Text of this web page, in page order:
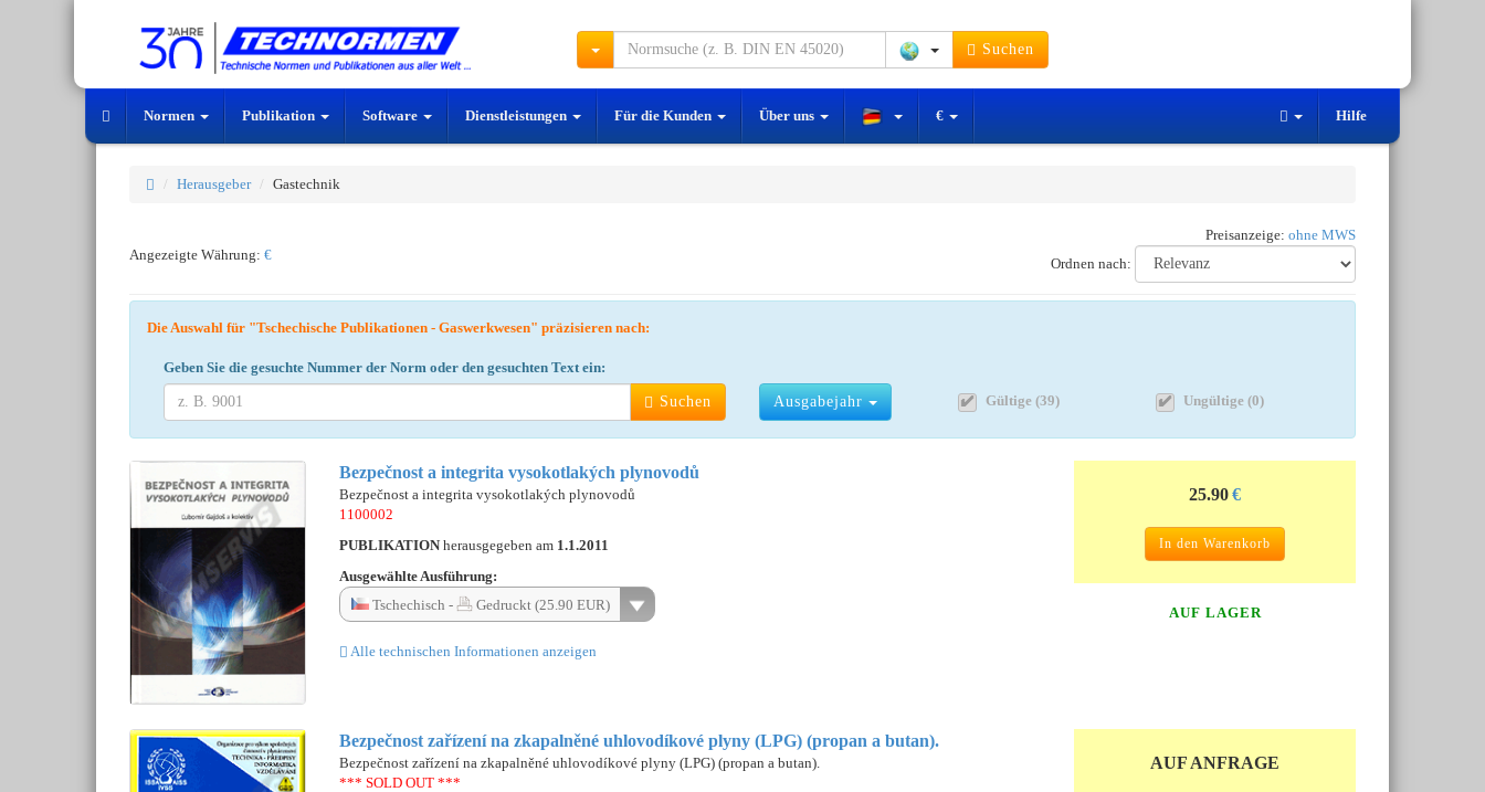
Suchen
Normen Publikation Software Dienstleistungen Für die Kunden Über uns € Hilfe
Herausgeber Gastechnik
Preisanzeige: ohne MWS
Angezeigte Währung: €
Ordnen nach:
Die Auswahl für "Tschechische Publikationen - Gaswerkwesen" präzisieren nach:
Geben Sie die gesuchte Nummer der Norm oder den gesuchten Text ein:
Suchen Ausgabejahr Gültige (39) Ungültige (0)
Bezpečnost a integrita vysokotlakých plynovodů
Bezpečnost a integrita vysokotlakých plynovodů
1100002
PUBLIKATION herausgegeben am 1.1.2011
Ausgewählte Ausführung:
Tschechisch -
Gedruckt (25.90 EUR)
Alle technischen Informationen anzeigen
25.90€
In den Warenkorb
AUF LAGER
Bezpečnost zařízení na zkapalněné uhlovodíkové plyny (LPG) (propan a butan).
Bezpečnost zařízení na zkapalněné uhlovodíkové plyny (LPG) (propan a butan).
*** SOLD OUT ***
AUF ANFRAGE